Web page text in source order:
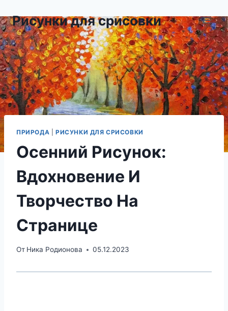
к
содержимому
Рисунки для срисовки
ПРИРОДА РИСУНКИ ДЛЯ СРИСОВКИ
Осенний Рисунок:
Вдохновение И
Творчество На
Странице
От Ника Родионова 05.12.2023